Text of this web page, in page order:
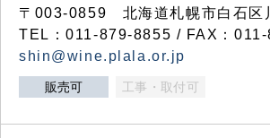
〒003-0859 北海道札幌市白石区
TEL：011-879-8855 / FAX：
shin@wine.plala.or.jp
販売可 工事・取付可